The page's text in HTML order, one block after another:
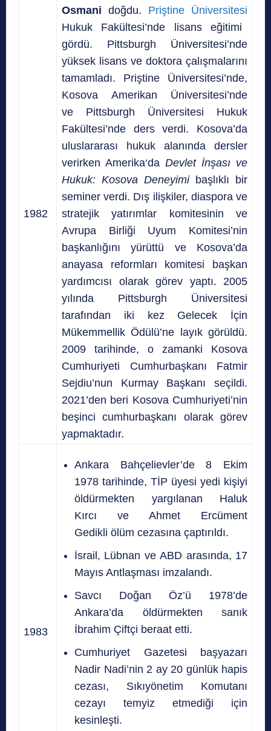
1982
Osmani doğdu. Priştine Üniversitesi
Hukuk Fakültesi’nde lisans eğitimi
gördü. Pittsburgh Üniversitesi’nde
yüksek lisans ve doktora çalışmalarını
tamamladı. Priştine Üniversitesi’nde,
Kosova Amerikan Üniversitesi’nde
ve Pittsburgh Üniversitesi Hukuk
Fakültesi’nde ders verdi. Kosova’da
uluslararası hukuk alanında dersler
verirken Amerika‘da Devlet İnşası ve
Hukuk: Kosova Deneyimibaşlıklı bir
seminer verdi. Dış ilişkiler, diaspora ve
stratejik yatırımlar komitesinin ve
Avrupa Birliği Uyum Komitesi’nin
başkanlığını yürüttü ve Kosova’da
anayasa reformları komitesi başkan
yardımcısı olarak görev yaptı. 2005
yılında Pittsburgh Üniversitesi
tarafından iki kez Gelecek İçin
Mükemmellik Ödülü’ne layık görüldü.
2009 tarihinde, o zamanki Kosova
Cumhuriyeti Cumhurbaşkanı Fatmir
Sejdiu’nun Kurmay Başkanı seçildi.
2021’den beri Kosova Cumhuriyeti’nin
beşinci cumhurbaşkanı olarak görev
yapmaktadır.
1983
Ankara Bahçelievler’de 8 Ekim
1978 tarihinde, TİP üyesi yedi kişiyi
öldürmekten yargılanan Haluk
Kırcı ve Ahmet Ercüment
Gedikli ölüm cezasına çaptırıldı.
İsrail, Lübnan ve ABD arasında, 17
Mayıs Antlaşması imzalandı.
Savcı Doğan Öz’ü 1978’de
Ankara’da öldürmekten sanık
İbrahim Çiftçi beraat etti.
Cumhuriyet Gazetesi başyazarı
Nadir Nadi’nin 2 ay 20 günlük hapis
cezası, Sıkıyönetim Komutanı
cezayı temyiz etmediği için
kesinleşti.